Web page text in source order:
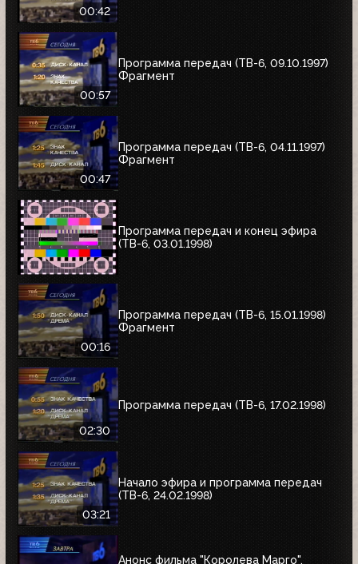
00:42
00:57
Программа передач (ТВ-6, 09.10.1997)
Фрагмент
00:47
Программа передач (ТВ-6, 04.11.1997)
Фрагмент
Программа передач и конец эфира
(ТВ-6, 03.01.1998)
00:16
Программа передач (ТВ-6, 15.01.1998)
Фрагмент
02:30
Программа передач (ТВ-6, 17.02.1998)
03:21
Начало эфира и программа передач
(ТВ-6, 24.02.1998)
Анонс фильма "Королева Марго",